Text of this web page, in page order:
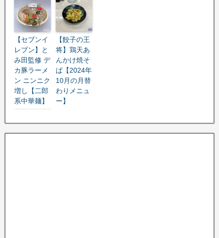
【セブンイ
レブン】と
み田監修 デ
カ豚ラーメ
ン ニンニク
増し【二郎
系中華麺】
【餃子の王
将】鶏天あ
んかけ焼そ
ば【2024年
10月の月替
わりメニュ
ー】